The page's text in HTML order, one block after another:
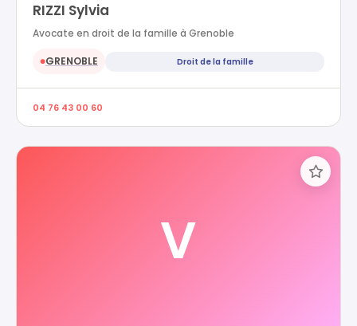
RIZZI Sylvia
Avocate en droit de la famille à Grenoble
●GRENOBLE Droit de la famille
04 76 43 00 60
V